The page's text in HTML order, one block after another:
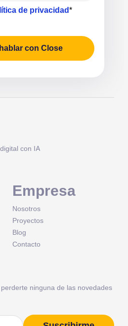
de privacidad*
con Close
con IA
Empresa
Nosotros
Proyectos
Blog
Contacto
ninguna de las novedades